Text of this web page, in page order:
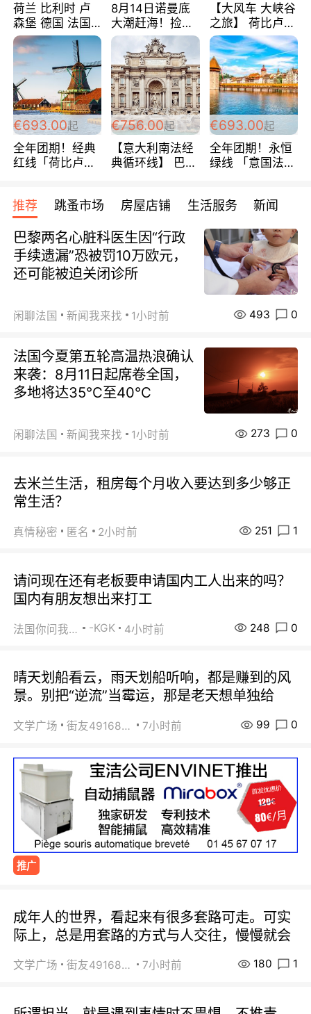
荷兰 比利时 卢
森堡 德国 法国
超爽玩遍西欧 循
环线 全程四星宾
馆 108欧/人/天
8月14日诺曼底
大潮赶海！捡海
鲜！轻轻松松海
边爽玩三日游
288欧/人
【大风车 大峡谷
之旅】 荷比卢德
法 巴黎上下 经
典五国四日游
488欧/人
€693.00起
全年团期！经典
红线「荷比卢德
天！巴黎上下！
包拼房~
€756.00起
【意大利南法经
典循环线】 巴黎
宾馆 108欧/天起
€693.00起
全年团期！永恒
绿线 「意国法
欧/天起 ~包拼房
推荐 跳蚤市场 房屋店铺 生活服务 新闻
巴黎两名心脏科医生因“行政
手续遗漏”恐被罚10万欧元，
还可能被迫关闭诊所
闲聊法国 新闻我来找 1小时前 493 0
法国今夏第五轮高温热浪确认
来袭：8月11日起席卷全国，
多地将达35℃至40℃
闲聊法国 新闻我来找 1小时前 273 0
去米兰生活，租房每个月收入要达到多少够正
常生活？
真情秘密 匿名 2小时前 251 1
请问现在还有老板要申请国内工人出来的吗？
国内有朋友想出来打工
法国你问我答 -KGK 4小时前 248 0
晴天划船看云，雨天划船听响，都是赚到的风
景。别把“逆流”当霉运，那是老天想单独给
文学广场 街友49168527 7小时前 99 0
推广
成年人的世界，看起来有很多套路可走。可实
际上，总是用套路的方式与人交往，慢慢就会
文学广场 街友49168527 7小时前 180 1